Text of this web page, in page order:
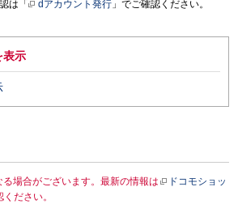
は「
dアカウント発行 」でご確認ください。
表示
場合がございます。最新の情報は
ドコモショッ
ださい。